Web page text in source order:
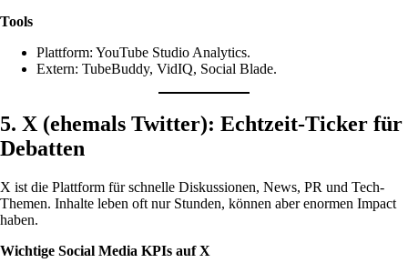
Tools
Plattform: YouTube Studio Analytics.
Extern: TubeBuddy, VidIQ, Social Blade.
5. X (ehemals Twitter): Echtzeit-Ticker für
Debatten
X ist die Plattform für schnelle Diskussionen, News, PR und Tech-
Themen. Inhalte leben oft nur Stunden, können aber enormen Impact
haben.
Wichtige Social Media KPIs auf X